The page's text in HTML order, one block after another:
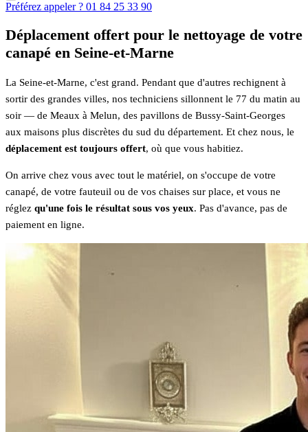
Préférez appeler ? 01 84 25 33 90
Déplacement offert pour le nettoyage de votre
canapé en Seine-et-Marne
La Seine-et-Marne, c'est grand. Pendant que d'autres rechignent à
sortir des grandes villes, nos techniciens sillonnent le 77 du matin au
soir — de Meaux à Melun, des pavillons de Bussy-Saint-Georges
aux maisons plus discrètes du sud du département. Et chez nous, le
déplacement est toujours offert, où que vous habitiez.
On arrive chez vous avec tout le matériel, on s'occupe de votre
canapé, de votre fauteuil ou de vos chaises sur place, et vous ne
réglez qu'une fois le résultat sous vos yeux. Pas d'avance, pas de
paiement en ligne.